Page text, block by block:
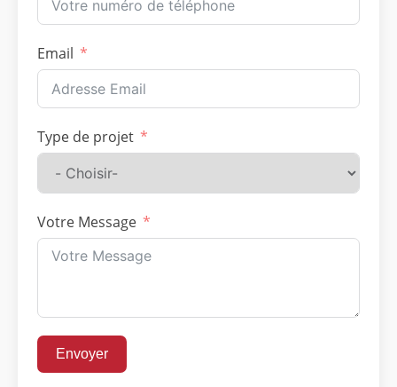
Email
Type de projet
Votre Message
Envoyer